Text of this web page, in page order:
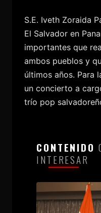
S.E. Iveth Zoraida
El Salvador en
importantes que
ambos pueblos y
últimos años. Para
un concierto a
trío pop
CONTENIDO
INTERESAR